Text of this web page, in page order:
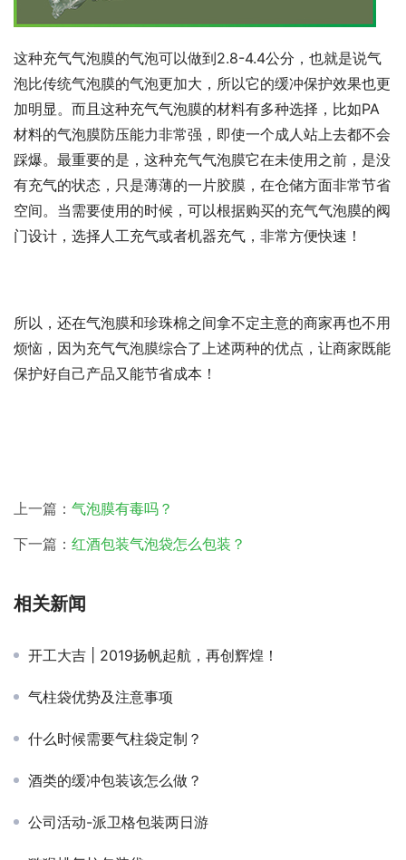
这种充气气泡膜的气泡可以做到2.8-4.4公分，也就是说气
泡比传统气泡膜的气泡更加大，所以它的缓冲保护效果也更
加明显。而且这种充气气泡膜的材料有多种选择，比如PA
材料的气泡膜防压能力非常强，即使一个成人站上去都不会
踩爆。最重要的是，这种充气气泡膜它在未使用之前，是没
有充气的状态，只是薄薄的一片胶膜，在仓储方面非常节省
空间。当需要使用的时候，可以根据购买的充气气泡膜的阀
门设计，选择人工充气或者机器充气，非常方便快速！
所以，还在气泡膜和珍珠棉之间拿不定主意的商家再也不用
烦恼，因为充气气泡膜综合了上述两种的优点，让商家既能
保护好自己产品又能节省成本！
上一篇： 气泡膜有毒吗？
下一篇： 红酒包装气泡袋怎么包装？
相关新闻
开工大吉 | 2019扬帆起航，再创辉煌！
气柱袋优势及注意事项
什么时候需要气柱袋定制？
酒类的缓冲包装该怎么做？
公司活动-派卫格包装两日游